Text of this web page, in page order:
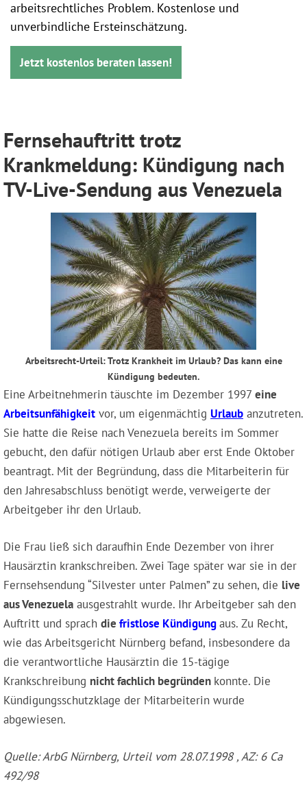
arbeitsrechtliches Problem. Kostenlose und
unverbindliche Ersteinschätzung.
Jetzt kostenlos beraten lassen!
Fernsehauftritt trotz
Krankmeldung: Kündigung nach
TV-Live-Sendung aus Venezuela
Arbeitsrecht-Urteil: Trotz Krankheit im Urlaub? Das kann eine
Kündigung bedeuten.
Eine Arbeitnehmerin täuschte im Dezember 1997 eine
Arbeitsunfähigkeit vor, um eigenmächtig Urlaub anzutreten.
Sie hatte die Reise nach Venezuela bereits im Sommer
gebucht, den dafür nötigen Urlaub aber erst Ende Oktober
beantragt. Mit der Begründung, dass die Mitarbeiterin für
den Jahresabschluss benötigt werde, verweigerte der
Arbeitgeber ihr den Urlaub.
Die Frau ließ sich daraufhin Ende Dezember von ihrer
Hausärztin krankschreiben. Zwei Tage später war sie in der
Fernsehsendung “Silvester unter Palmen” zu sehen, die live
aus Venezuela ausgestrahlt wurde. Ihr Arbeitgeber sah den
Auftritt und sprach die fristlose Kündigungaus. Zu Recht,
wie das Arbeitsgericht Nürnberg befand, insbesondere da
die verantwortliche Hausärztin die 15-tägige
Krankschreibung nicht fachlich begründen konnte. Die
Kündigungsschutzklage der Mitarbeiterin wurde
abgewiesen.
Quelle: ArbG Nürnberg, Urteil vom 28.07.1998 , AZ: 6 Ca
492/98